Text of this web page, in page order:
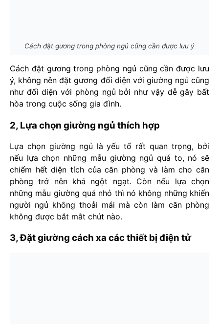
Cách đặt gương trong phòng ngủ cũng cần được lưu ý
Cách đặt gương trong phòng ngủ cũng cần được lưu
ý, không nên đặt gương đối diện với giường ngủ cũng
như đối diện với phòng ngủ bởi như vậy dễ gây bất
hòa trong cuộc sống gia đình.
2, Lựa chọn giường ngủ thích hợp
Lựa chọn giường ngủ là yếu tố rất quan trọng, bởi
nếu lựa chọn những mẫu giường ngủ quá to, nó sẽ
chiếm hết diện tích của căn phòng và làm cho căn
phòng trở nên khá ngột ngạt. Còn nếu lựa chọn
những mẫu giường quá nhỏ thì nó không những khiến
người ngủ không thoải mái mà còn làm căn phòng
không được bắt mắt chút nào.
3, Đặt giường cách xa các thiết bị điện tử